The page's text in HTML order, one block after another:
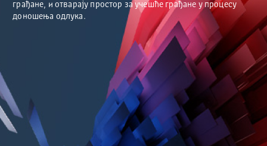
грађане, и отварају простор за учешће грађане у процесу
доношења одлука.